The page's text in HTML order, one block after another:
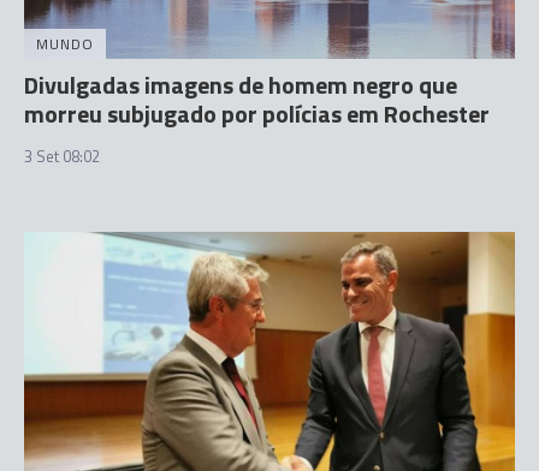
MUNDO
Divulgadas imagens de homem negro que
morreu subjugado por polícias em Rochester
3 Set 08:02